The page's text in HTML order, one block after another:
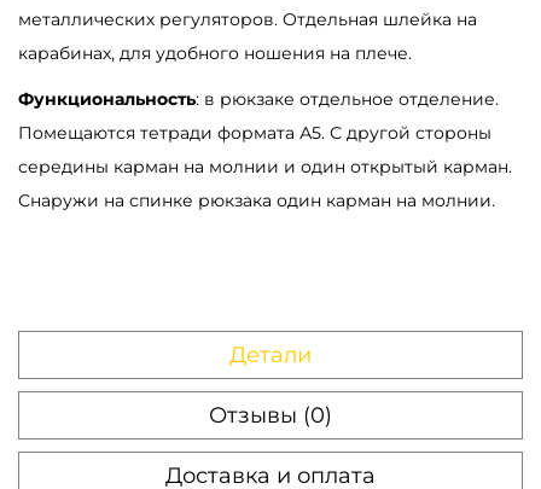
к
а
S
a
L
f
металлических регуляторов. Отдельная шлейка на
карабинах, для удобного ношения на плече.
Функциональность: в рюкзаке отдельное отделение.
Помещаются тетради формата А5. С другой стороны
середины карман на молнии и один открытый карман.
Снаружи на спинке рюкзака один карман на молнии.
Детали
Отзывы (0)
Доставка и оплата